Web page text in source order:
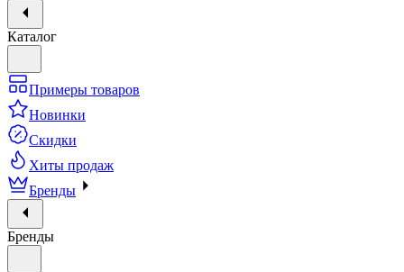
Каталог
Примеры товаров
Новинки
Скидки
Хиты продаж
Бренды
Бренды